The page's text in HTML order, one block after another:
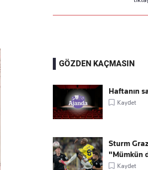
GÖZDEN KAÇMASIN
Haftanın
Kaydet
Sturm
"Mümkün
Kaydet